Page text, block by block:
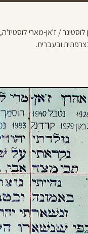
ובעברית.